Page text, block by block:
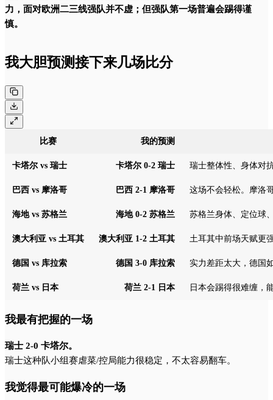
力，面对欧洲二三线强队并不虚；但强队第一场普遍会踢得谨
慎。
我大胆预测接下来几场比分
比赛 我的预测
卡塔尔 vs 瑞士 卡塔尔 0-2 瑞士 瑞士整体性、身体对
巴西 vs 摩洛哥 巴西 2-1 摩洛哥 这场不会轻松。摩洛
海地 vs 苏格兰 海地 0-2 苏格兰 苏格兰身体、定位球
澳大利亚 vs 土耳其 澳大利亚 1-2 土耳其 土耳其中前场天赋更
德国 vs 库拉索 德国 3-0 库拉索 实力差距太大，德国
荷兰 vs 日本 荷兰 2-1 日本 日本会踢得很难缠，
我最有把握的一场
瑞士 2-0 卡塔尔。
瑞士这种队小组赛虐菜/控局能力很稳定，不太容易翻车。
我觉得最可能爆冷的一场